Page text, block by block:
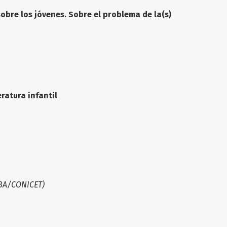
los jóvenes. Sobre el problema de la(s)
infantil
CONICET)